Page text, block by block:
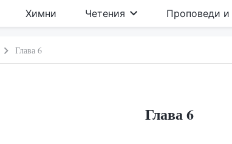
Химни Четения Проповеди
Глава 6
Глава 6